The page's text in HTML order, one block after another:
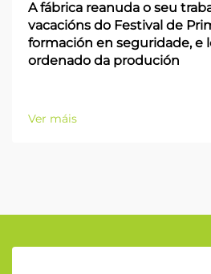
A fábrica reanuda o seu
vacacións do Festival de
formación en seguridade, e
ordenado da produción
Ver máis